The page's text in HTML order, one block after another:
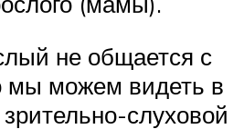
не общается с
мы можем видеть в
слуховой